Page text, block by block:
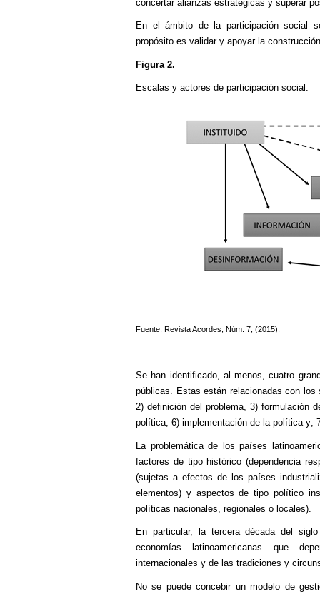
concertar alianzas estratégicas y superar
En el ámbito de la participación social
propósito es validar y apoyar la
Figura 2.
Escalas y actores de participación social.
Fuente: Revista Acordes, Núm. 7, (2015).
Se han identificado, al menos, cuatro
públicas. Estas están relacionadas con
2) definición del problema, 3) formulación
política, 6) implementación de la política y;
La problemática de los países
factores de tipo histórico (dependencia
(sujetas a efectos de los países
elementos) y aspectos de tipo político
políticas nacionales, regionales o locales).
En particular, la tercera década del
economías latinoamericanas que
internacionales y de las tradiciones y
No se puede concebir un modelo de